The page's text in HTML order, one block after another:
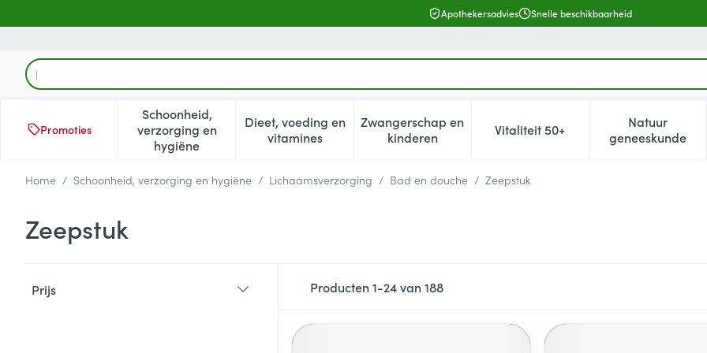
Apothekersadvies Snelle beschikbaarheid
Product, merk, categorie...
Promoties
Schoonheid,
verzorging en
hygiëne
Toon submenu voor Schoonheid, verzorging en hygiëne categorie
Dieet, voeding en
vitaminesToon submenu voor Dieet, voeding en vitamines categorie
Zwangerschap en
kinderenToon submenu voor Zwangerschap en kinderen
Vitaliteit 50+Toon submenu voor Vitaliteit
Natuur
geneeskunde
Toon
Home / Schoonheid, verzorging en hygiëne / Lichaamsverzorging / Bad en douche / Zeepstuk
Zeepstuk
Prijs
Producten1-24van188